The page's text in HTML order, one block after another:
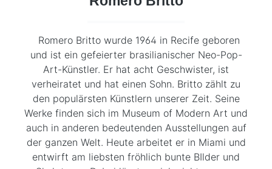
Romero Britto wurde 1964 in Recife geboren
und ist ein gefeierter brasilianischer Neo-Pop-
Art-Künstler. Er hat acht Geschwister, ist
verheiratet und hat einen Sohn. Britto zählt zu
den populärsten Künstlern unserer Zeit. Seine
Werke finden sich im Museum of Modern Art und
auch in anderen bedeutenden Ausstellungen auf
der ganzen Welt. Heute arbeitet er in Miami und
entwirft am liebsten fröhlich bunte BIlder und